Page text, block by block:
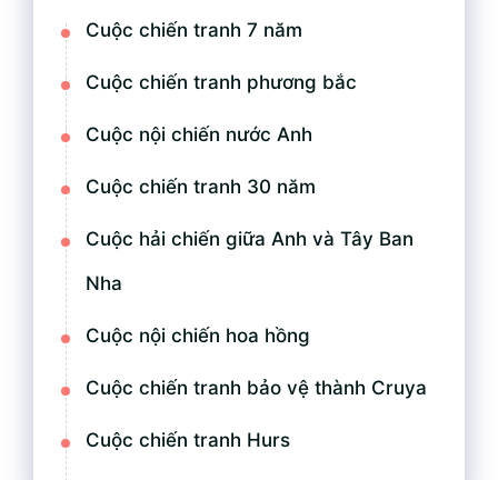
Cuộc chiến tranh 7 năm
Cuộc chiến tranh phương bắc
Cuộc nội chiến nước Anh
Cuộc chiến tranh 30 năm
Cuộc hải chiến giữa Anh và Tây Ban
Nha
Cuộc nội chiến hoa hồng
Cuộc chiến tranh bảo vệ thành Cruya
Cuộc chiến tranh Hurs